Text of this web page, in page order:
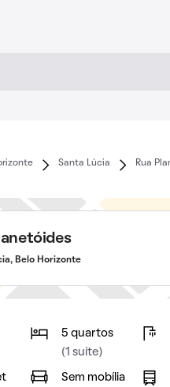
Santa Lúcia Rua
Belo Horizonte
5 quartos
(1 suíte)
Sem mobília